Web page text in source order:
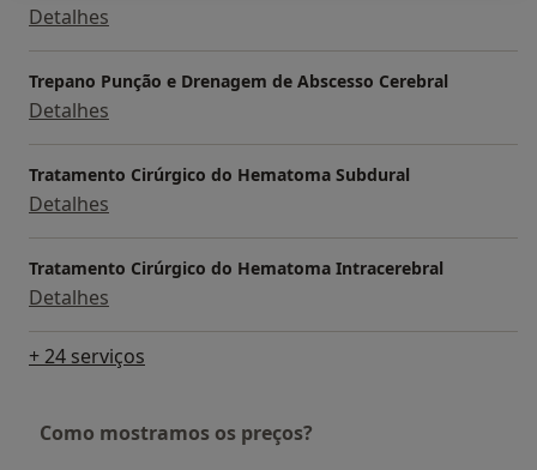
Detalhes
Trepano Punção e Drenagem de Abscesso Cerebral
Detalhes
Tratamento Cirúrgico do Hematoma Subdural
Detalhes
Tratamento Cirúrgico do Hematoma Intracerebral
Detalhes
+ 24 serviços
Como mostramos os preços?